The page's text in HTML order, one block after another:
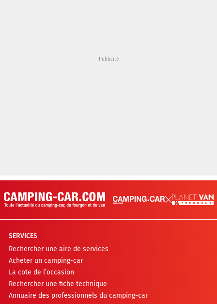
SERVICES
Rechercher une aire de services
Acheter un camping-car
La cote de l’occasion
Rechercher une fiche technique
Annuaire des professionnels du camping-car